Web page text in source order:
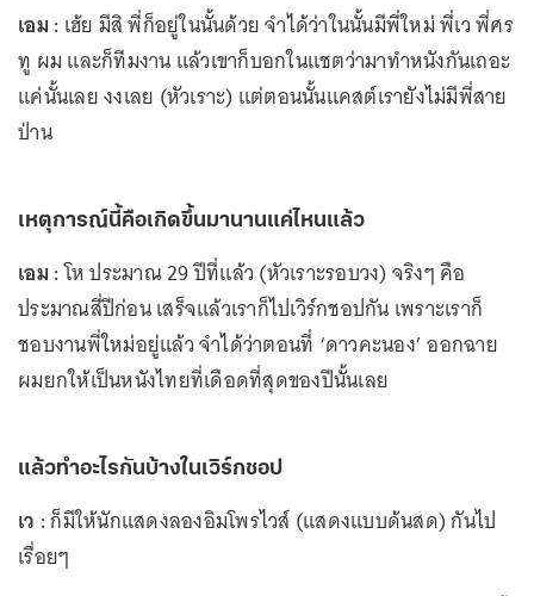
เอม : เฮ้ย มีสิ พี่ก็อยู่ในนั้นด้วย จำได้ว่าในนั้นมีพี่ใหม่ พี่เว พี่ศร
ทู ผม และก็ทีมงาน แล้วเขาก็บอกในแชตว่ามาทำหนังกันเถอะ
แค่นั้นเลย งงเลย (หัวเราะ) แต่ตอนนั้นแคสต์เรายังไม่มีพี่สาย
ป่าน
เหตุการณ์นี้คือเกิดขึ้นมานานแค่ไหนแล้ว
เอม :โห ประมาณ 29 ปีที่แล้ว (หัวเราะรอบวง) จริงๆ คือ
ประมาณสี่ปีก่อน เสร็จแล้วเราก็ไปเวิร์กชอปกัน เพราะเราก็
ชอบงานพี่ใหม่อยู่แล้ว จำได้ว่าตอนที่ ‘ดาวคะนอง’ ออกฉาย
ผมยกให้เป็นหนังไทยที่เดือดที่สุดของปีนั้นเลย
แล้วทำอะไรกันบ้างในเวิร์กชอป
เว :ก็มีให้นักแสดงลองอิมโพรไวส์ (แสดงแบบด้นสด) กันไป
เรื่อยๆ